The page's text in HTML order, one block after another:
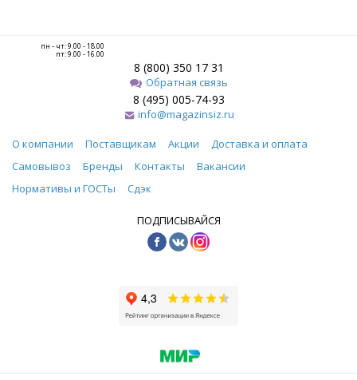
пн - чт: 9.00 - 18.00
пт: 9.00 - 16.00
8 (800) 350 17 31
Обратная связь
8 (495) 005-74-93
info@magazinsiz.ru
О компании Поставщикам Акции
Доставка и оплата
Самовывоз
Бренды Контакты
Вакансии
Нормативы и ГОСТы
Сдэк
ПОДПИСЫВАЙСЯ